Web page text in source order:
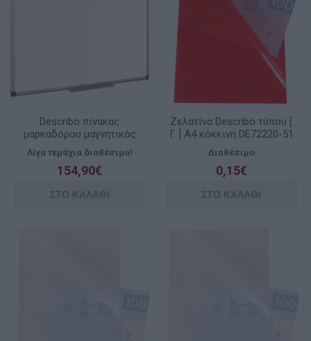
Describo πίνακας
μαρκαδόρου μαγνητικός
120X180cm AL30.04
Λίγα τεμάχια διαθέσιμα!
154,90€
Ζελατίνα Describo τύπου [
Γ ] Α4 κόκκινη DE72220-51
Διαθέσιμο
0,15€